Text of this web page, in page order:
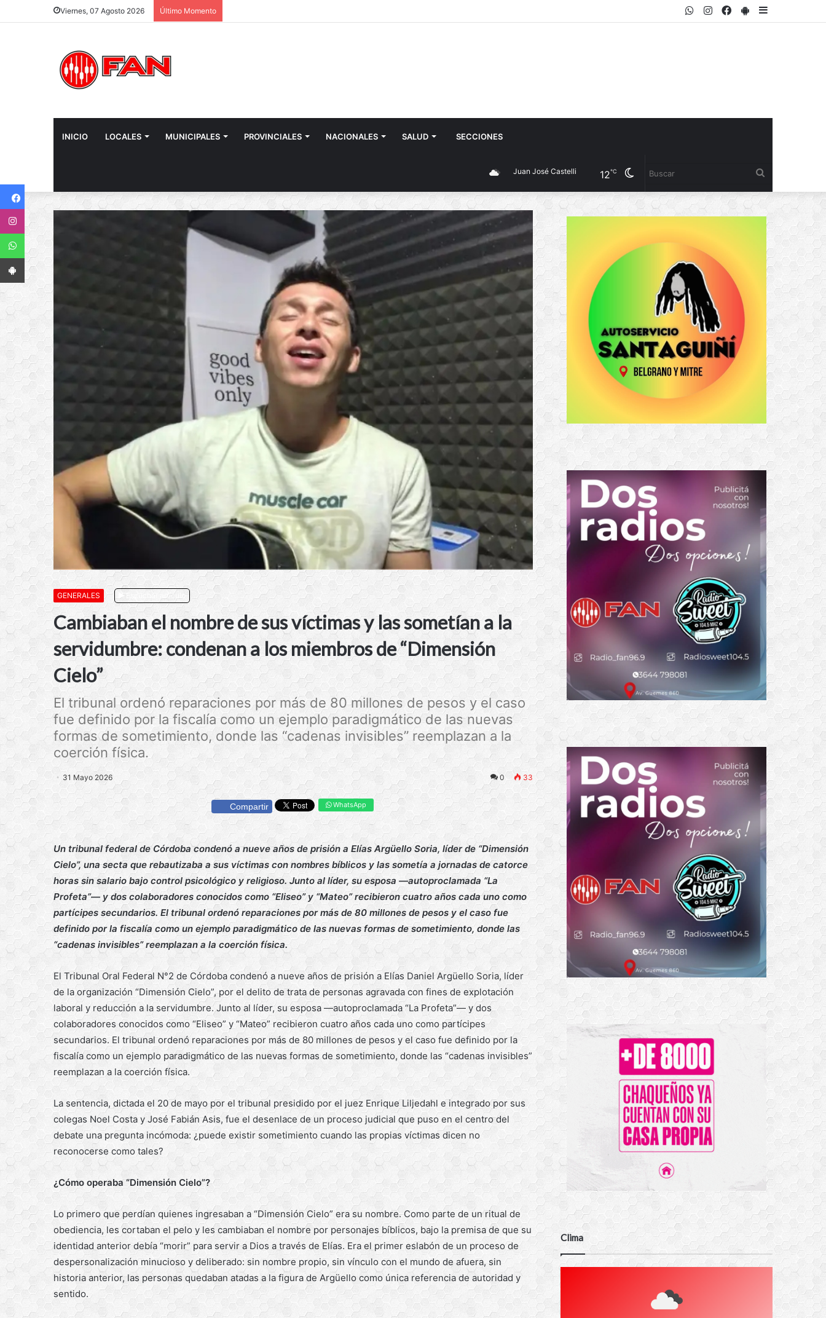
Viernes, 07 Agosto 2026 Último Momento PlayStore
Facebook
Instagram
WhatsApp
INICIO LOCALES MUNICIPALES PROVINCIALES NACIONALES SALUD SECCIONES
Cambiar
modo
Juan José Castelli 12℃
GENERALES Escuchar artículo
Cambiaban el nombre de sus víctimas y las sometían a la
servidumbre: condenan a los miembros de “Dimensión
Cielo”
El tribunal ordenó reparaciones por más de 80 millones de pesos y el caso
fue definido por la fiscalía como un ejemplo paradigmático de las nuevas
formas de sometimiento, donde las “cadenas invisibles” reemplazan a la
coerción física.
31 Mayo 2026 0 33
Compartir WhatsApp
Un tribunal federal de Córdoba condenó a nueve años de prisión a Elías Argüello Soria, líder de “Dimensión
Cielo”, una secta que rebautizaba a sus víctimas con nombres bíblicos y las sometía a jornadas de catorce
horas sin salario bajo control psicológico y religioso. Junto al líder, su esposa —autoproclamada “La
Profeta”— y dos colaboradores conocidos como “Eliseo” y “Mateo” recibieron cuatro años cada uno como
partícipes secundarios. El tribunal ordenó reparaciones por más de 80 millones de pesos y el caso fue
definido por la fiscalía como un ejemplo paradigmático de las nuevas formas de sometimiento, donde las
“cadenas invisibles” reemplazan a la coerción física.
El Tribunal Oral Federal N°2 de Córdoba condenó a nueve años de prisión a Elías Daniel Argüello Soria, líder
de la organización “Dimensión Cielo”, por el delito de trata de personas agravada con fines de explotación
laboral y reducción a la servidumbre. Junto al líder, su esposa —autoproclamada “La Profeta”— y dos
colaboradores conocidos como “Eliseo” y “Mateo” recibieron cuatro años cada uno como partícipes
secundarios. El tribunal ordenó reparaciones por más de 80 millones de pesos y el caso fue definido por la
fiscalía como un ejemplo paradigmático de las nuevas formas de sometimiento, donde las “cadenas invisibles”
reemplazan a la coerción física.
La sentencia, dictada el 20 de mayo por el tribunal presidido por el juez Enrique Liljedahl e integrado por sus
colegas Noel Costa y José Fabián Asis, fue el desenlace de un proceso judicial que puso en el centro del
debate una pregunta incómoda: ¿puede existir sometimiento cuando las propias víctimas dicen no
reconocerse como tales?
¿Cómo operaba “Dimensión Cielo”?
Lo primero que perdían quienes ingresaban a “Dimensión Cielo” era su nombre. Como parte de un ritual de
obediencia, les cortaban el pelo y les cambiaban el nombre por personajes bíblicos, bajo la premisa de que su
identidad anterior debía “morir” para servir a Dios a través de Elías. Era el primer eslabón de un proceso de
despersonalización minucioso y deliberado: sin nombre propio, sin vínculo con el mundo de afuera, sin
historia anterior, las personas quedaban atadas a la figura de Argüello como única referencia de autoridad y
sentido.
Clima
Instagram
App Android